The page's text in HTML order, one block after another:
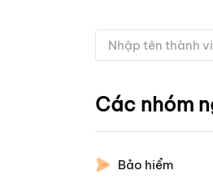
Các nhóm
Bảo hiểm